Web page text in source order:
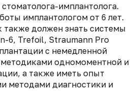
имплантолога.
имплантологом от 6 лет.
должен знать системы
6, Trefoil, Straumann Pro
с немедленной
методиками одномоментной и
а также иметь опыт
методами диагностики и